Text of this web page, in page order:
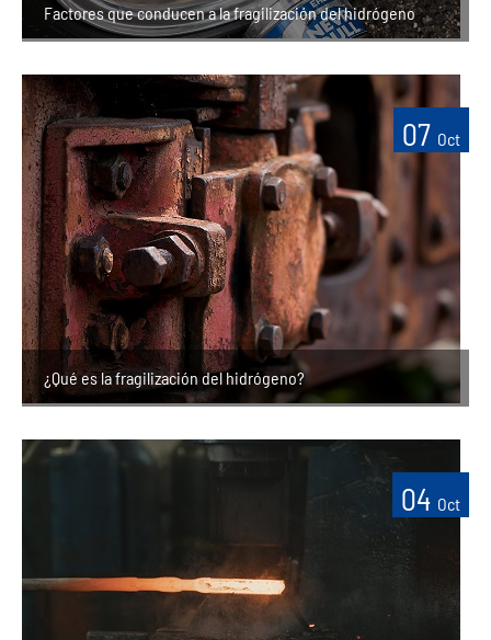
Factores que conducen a la fragilización del hidrógeno
07 Oct
¿Qué es la fragilización del hidrógeno?
04 Oct